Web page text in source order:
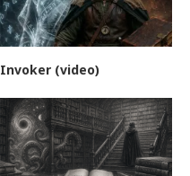
Invoker (video)